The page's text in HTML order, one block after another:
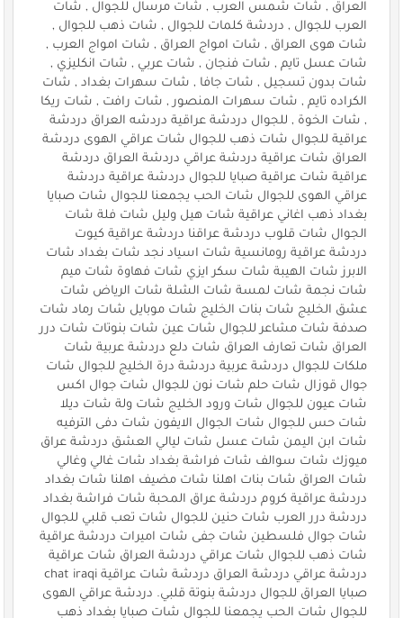
العراق , شات شمس العرب , شات مرسال للجوال , شات
العرب للجوال , دردشة كلمات للجوال , شات ذهب للجوال ,
شات هوى العراق , شات امواج العراق , شات امواج العرب ,
شات عسل تايم , شات فنجان , شات عربي , شات انكليزي ,
شات بدون تسجيل , شات جافا , شات سهرات بغداد , شات
الكراده تايم , شات سهرات المنصور , شات رافت , شات ريكا
, شات الخوة , للجوال دردشة عراقية دردشه العراق دردشة
عراقية للجوال شات ذهب للجوال شات عراقي الهوى دردشة
العراق شات عراقية دردشة عراقي دردشة العراق دردشة
عراقية شات عراقية صبايا للجوال دردشة عراقية دردشة
عراقي الهوى للجوال شات الحب يجمعنا للجوال شات صبايا
بغداد ذهب اغاني عراقية شات هيل وليل شات فلة شات
الجوال شات قلوب دردشة عراقنا دردشة عراقية كيوت
دردشة عراقية رومانسية شات اسياد نجد شات بغداد شات
الابرز شات الهيبة شات سكر ايزي شات فهاوة شات ميم
شات نجمة شات لمسة شات الشلة شات الرياض شات
عشق الخليج شات بنات الخليج شات موبايل شات رماد شات
صدفة شات مشاعر للجوال شات عين شات بنوتات شات درر
العراق شات تعارف العراق شات دلع دردشة عربية شات
ملكات للجوال دردشة عربية دردشة درة الخليج للجوال شات
جوال قوزال شات حلم شات نون للجوال شات جوال اكس
شات عيون للجوال شات ورود الخليج شات ولة شات ديلا
شات حس للجوال شات الجوال الايفون شات دفى الترفيه
شات ابن اليمن شات عسل شات ليالي العشق دردشة عراق
ميوزك شات سوالف شات فراشة بغداد شات غالي وغالي
شات العراق شات بنات اهلنا شات مضيف اهلنا شات بغداد
دردشة عراقية كروم دردشة عراق المحبة شات فراشة بغداد
دردشة درر العرب شات حنين للجوال شات تعب قلبي للجوال
شات جوال فلسطين شات جفى شات اميرات دردشة عراقية
شات ذهب للجوال شات عراقي دردشة العراق شات عراقية
دردشة عراقي دردشة العراق دردشة شات عراقية chat iraqi
صبايا العراق للجوال دردشة بنوتة قلبي. دردشة عراقي الهوى
للجوال شات الحب يجمعنا للجوال شات صبايا بغداد ذهب